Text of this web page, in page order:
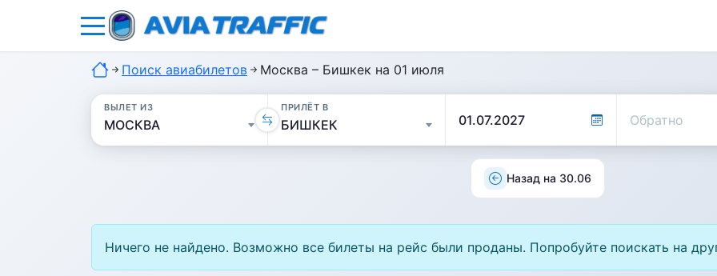
Поиск авиабилетов Москва – Бишкек на 01 июля
ВЫЛЕТ ИЗ ПРИЛЁТ В
Назад на 30.06
Ничего не найдено. Возможно все билеты на рейс были проданы. Попробуйте поискать на